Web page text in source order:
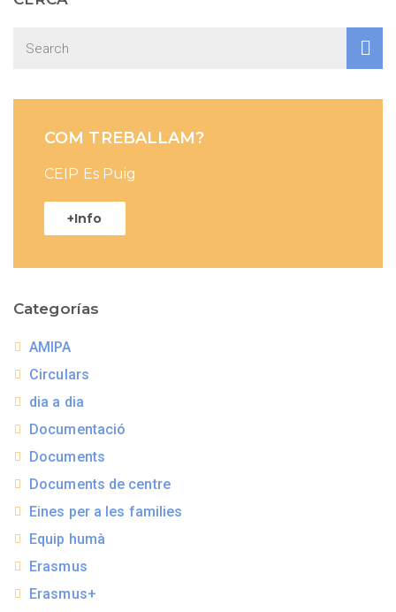
COM TREBALLAM?
CEIP Es Puig
+Info
Categorías
AMIPA
Circulars
dia a dia
Documentació
Documents
Documents de centre
Eines per a les families
Equip humà
Erasmus
Erasmus+